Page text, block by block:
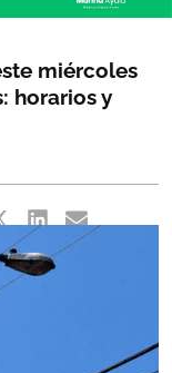
miércoles
horarios y